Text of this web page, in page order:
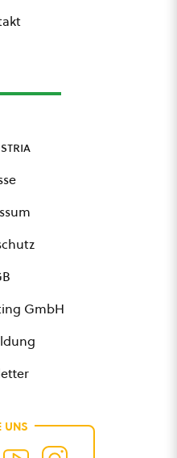
GmbH
UNS